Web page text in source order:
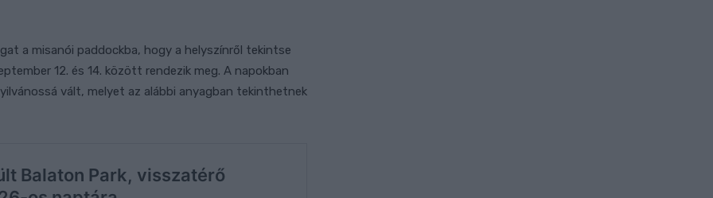
a misanói paddockba, hogy a helyszínről tekintse
12. és 14. között rendezik meg. A napokban
vált, melyet az alábbi anyagban tekinthetnek